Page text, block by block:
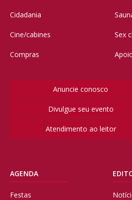
Cidadania
Cine/cabines
Compras
Sex
Anuncie conosco
Divulgue seu evento
Atendimento ao leitor
AGENDA
Festas